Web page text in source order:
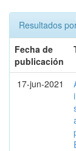
Resultados
Fecha de
publicación
17-jun-2021